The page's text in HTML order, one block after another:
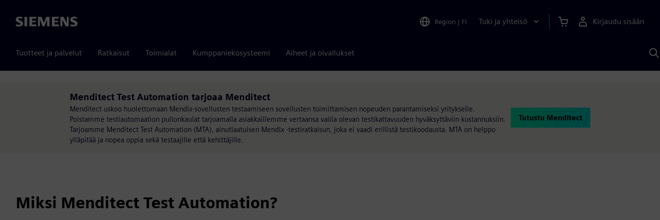
Siemens Region | FI Tuki ja yhteisö Kirjaudu sisään
Tuotteet ja palvelut Ratkaisut Toimialat Kumppaniekosysteemi Aiheet ja oivallukset
Menditect Test Automation tarjoaa Menditect
Menditect uskoo huolettomaan Mendix-sovellusten testaamiseen sovellusten toimittamisen nopeuden parantamiseksi yritykselle.
Poistamme testiautomaation pullonkaulat tarjoamalla asiakkaillemme vertaansa vailla olevan testikattavuuden hyväksyttäviin kustannuksiin.
Tarjoamme Menditect Test Automation (MTA), ainutlaatuisen Mendix -testiratkaisun, joka ei vaadi erillistä testikoodausta. MTA on helppo
ylläpitää ja nopea oppia sekä testaajille että kehittäjille.
Tutustu Menditect
Miksi Menditect Test Automation?